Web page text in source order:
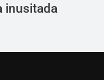
inusitada